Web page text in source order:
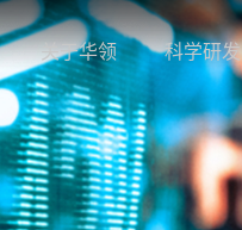
关于华领 科学研发